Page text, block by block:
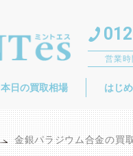
営業
本日の買取相場 はじ
金銀パラジウム合金の買